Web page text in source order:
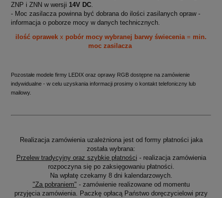
ZNP i ZNN w wersji 14V DC
- Moc zasilacza powinna być dobrana do ilości zasilanych opraw -
informacja o poborze mocy w danych technicznych.
ilość oprawek x pobór mocy wybranej barwy świecenia = min.
moc zasilacza
Pozostałe modele firmy LEDIX oraz oprawy RGB dostępne na zamówienie
indywidualne - w celu uzyskania informacji prosimy o kontakt telefoniczny lub
mailowy.
Realizacja zamówienia uzależniona jest od formy płatności jaka
została wybrana:
Przelew tradycyjny oraz szybkie płatności - realizacja zamówienia
rozpoczyna się po zaksięgowaniu płatności.
Na wpłatę czekamy 8 dni kalendarzowych.
"Za pobraniem" - zamówienie realizowane od momentu
przyjęcia zamówienia. Paczkę opłacą Państwo doręczycielowi przy